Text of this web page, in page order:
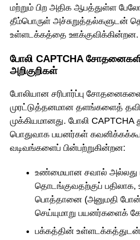
மற்றும் பிற அதிக ஆபத்துள்ள
தீம்பொருள் அச்சுறுத்தல்களுடன்
உள்ளடக்கத்தை ஊக்குவிக்கின்றன.
போலி CAPTCHA
அறிகுறிகள்
போலியான சரிபார்ப்பு
முரட்டுத்தனமான தளங்களைத்
முக்கியமானது. போலி
பொதுவாக பயனர்கள்
வடிவங்களைப் பின்பற்றுகின்றன:
உண்மையான சவால் அல்லது
தொடங்குவதற்குப் பதிலாக,
பொத்தானை (அனுமதி
செய்யுமாறு பயனர்களைக்
பக்கத்தின் உள்ளடக்கத்துடன்